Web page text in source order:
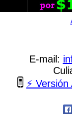
E-mail:
⚡